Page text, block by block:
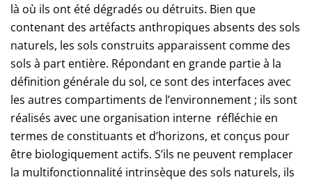
là où ils ont été dégradés ou détruits. Bien que
contenant des artéfacts anthropiques absents des sols
naturels, les sols construits apparaissent comme des
sols à part entière. Répondant en grande partie à la
définition générale du sol, ce sont des interfaces avec
les autres compartiments de l’environnement ; ils sont
réalisés avec une organisation interne réfléchie en
termes de constituants et d’horizons, et conçus pour
être biologiquement actifs. S’ils ne peuvent remplacer
la multifonctionnalité intrinsèque des sols naturels, ils